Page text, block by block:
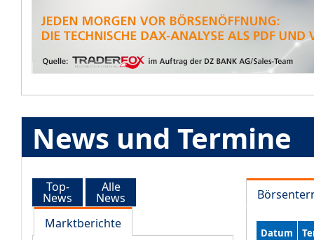
News und Termine
Top-
News
Alle
News
Marktberichte
Datum